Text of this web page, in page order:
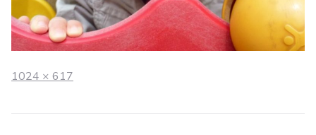
Full
1024 × 617